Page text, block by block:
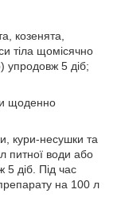
козенята,
тіла щомісячно
упродовж 5 діб;
щоденно
кури-несушки та
питної води або
5 діб. Під час
на 100 л